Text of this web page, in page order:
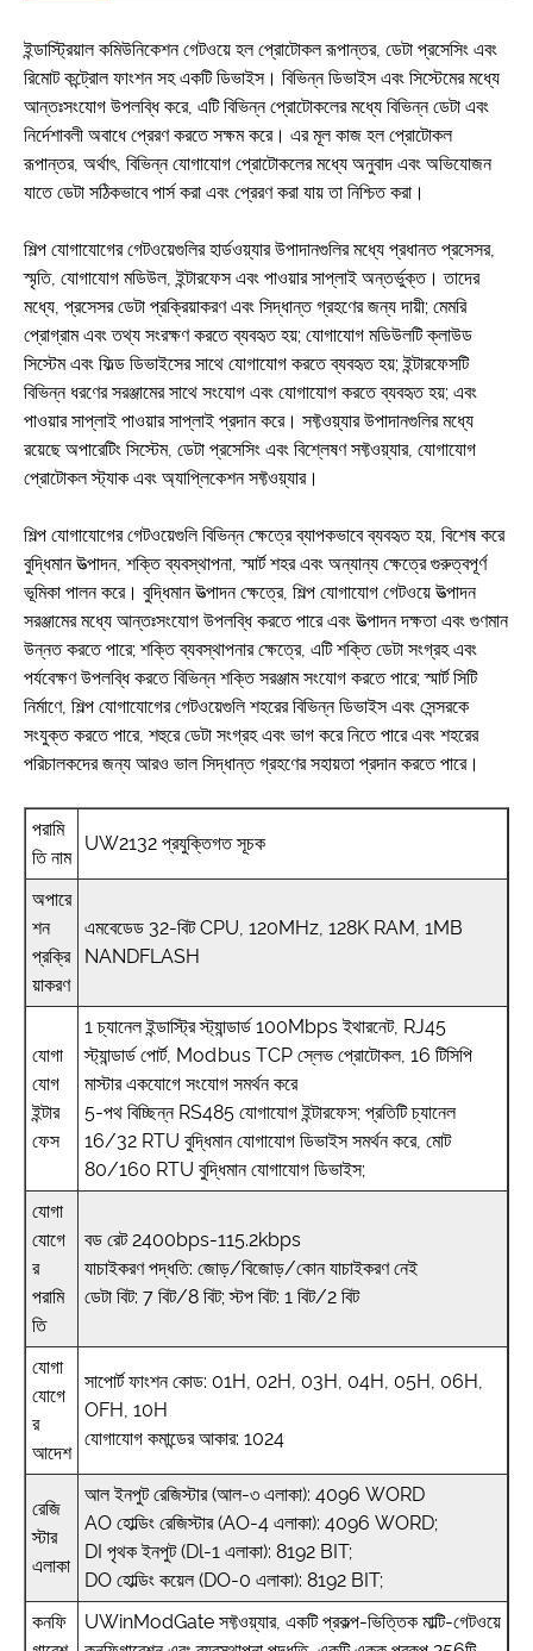
ইন্ডাস্ট্রিয়াল কমিউনিকেশন গেটওয়ে হল প্রোটোকল রূপান্তর, ডেটা প্রসেসিং এবং
রিমোট কন্ট্রোল ফাংশন সহ একটি ডিভাইস। বিভিন্ন ডিভাইস এবং সিস্টেমের মধ্যে
আন্তঃসংযোগ উপলব্ধি করে, এটি বিভিন্ন প্রোটোকলের মধ্যে বিভিন্ন ডেটা এবং
নির্দেশাবলী অবাধে প্রেরণ করতে সক্ষম করে। এর মূল কাজ হল প্রোটোকল
রূপান্তর, অর্থাৎ, বিভিন্ন যোগাযোগ প্রোটোকলের মধ্যে অনুবাদ এবং অভিযোজন
যাতে ডেটা সঠিকভাবে পার্স করা এবং প্রেরণ করা যায় তা নিশ্চিত করা।
শিল্প যোগাযোগের গেটওয়েগুলির হার্ডওয়্যার উপাদানগুলির মধ্যে প্রধানত প্রসেসর,
স্মৃতি, যোগাযোগ মডিউল, ইন্টারফেস এবং পাওয়ার সাপ্লাই অন্তর্ভুক্ত। তাদের
মধ্যে, প্রসেসর ডেটা প্রক্রিয়াকরণ এবং সিদ্ধান্ত গ্রহণের জন্য দায়ী; মেমরি
প্রোগ্রাম এবং তথ্য সংরক্ষণ করতে ব্যবহৃত হয়; যোগাযোগ মডিউলটি ক্লাউড
সিস্টেম এবং ফিল্ড ডিভাইসের সাথে যোগাযোগ করতে ব্যবহৃত হয়; ইন্টারফেসটি
বিভিন্ন ধরণের সরঞ্জামের সাথে সংযোগ এবং যোগাযোগ করতে ব্যবহৃত হয়; এবং
পাওয়ার সাপ্লাই পাওয়ার সাপ্লাই প্রদান করে। সফ্টওয়্যার উপাদানগুলির মধ্যে
রয়েছে অপারেটিং সিস্টেম, ডেটা প্রসেসিং এবং বিশ্লেষণ সফ্টওয়্যার, যোগাযোগ
প্রোটোকল স্ট্যাক এবং অ্যাপ্লিকেশন সফ্টওয়্যার।
শিল্প যোগাযোগের গেটওয়েগুলি বিভিন্ন ক্ষেত্রে ব্যাপকভাবে ব্যবহৃত হয়, বিশেষ করে
বুদ্ধিমান উত্পাদন, শক্তি ব্যবস্থাপনা, স্মার্ট শহর এবং অন্যান্য ক্ষেত্রে গুরুত্বপূর্ণ
ভূমিকা পালন করে। বুদ্ধিমান উত্পাদন ক্ষেত্রে, শিল্প যোগাযোগ গেটওয়ে উত্পাদন
সরঞ্জামের মধ্যে আন্তঃসংযোগ উপলব্ধি করতে পারে এবং উত্পাদন দক্ষতা এবং গুণমান
উন্নত করতে পারে; শক্তি ব্যবস্থাপনার ক্ষেত্রে, এটি শক্তি ডেটা সংগ্রহ এবং
পর্যবেক্ষণ উপলব্ধি করতে বিভিন্ন শক্তি সরঞ্জাম সংযোগ করতে পারে; স্মার্ট সিটি
নির্মাণে, শিল্প যোগাযোগের গেটওয়েগুলি শহরের বিভিন্ন ডিভাইস এবং সেন্সরকে
সংযুক্ত করতে পারে, শহুরে ডেটা সংগ্রহ এবং ভাগ করে নিতে পারে এবং শহরের
পরিচালকদের জন্য আরও ভাল সিদ্ধান্ত গ্রহণের সহায়তা প্রদান করতে পারে।
পরামি
তি নাম
UW2132 প্রযুক্তিগত সূচক
অপারে
শন
প্রক্রি
য়াকরণ
এমবেডেড 32-বিট CPU, 120MHz, 128K RAM, 1MB
NANDFLASH
যোগা
যোগ
ইন্টার
ফেস
1 চ্যানেল ইন্ডাস্ট্রি স্ট্যান্ডার্ড 100Mbps ইথারনেট, RJ45
স্ট্যান্ডার্ড পোর্ট, Modbus TCP স্লেভ প্রোটোকল, 16 টিসিপি
মাস্টার একযোগে সংযোগ সমর্থন করে
5-পথ বিচ্ছিন্ন RS485 যোগাযোগ ইন্টারফেস; প্রতিটি চ্যানেল
16/32 RTU বুদ্ধিমান যোগাযোগ ডিভাইস সমর্থন করে, মোট
80/160 RTU বুদ্ধিমান যোগাযোগ ডিভাইস;
যোগা
যোগে
র
পরামি
তি
বড রেট 2400bps-115.2kbps
যাচাইকরণ পদ্ধতি: জোড়/বিজোড়/কোন যাচাইকরণ নেই
ডেটা বিট: 7 বিট/8 বিট; স্টপ বিট: 1 বিট/2 বিট
যোগা
যোগে
র
আদেশ
সাপোর্ট ফাংশন কোড: 01H, 02H, 03H, 04H, 05H, 06H,
OFH, 10H
যোগাযোগ কমান্ডের আকার: 1024
রেজি
স্টার
এলাকা
আল ইনপুট রেজিস্টার (আল-৩ এলাকা): 4096 WORD
AO হোল্ডিং রেজিস্টার (AO-4 এলাকা): 4096 WORD;
DI পৃথক ইনপুট (Dl-1 এলাকা): 8192 BIT;
DO হোল্ডিং কয়েল (DO-0 এলাকা): 8192 BIT;
কনফি
UWinModGate সফ্টওয়্যার, একটি প্রকল্প-ভিত্তিক মাল্টি-গেটওয়ে